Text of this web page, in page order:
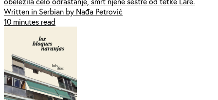
Written in Serbian by Nađa Petrović
10 minutes read